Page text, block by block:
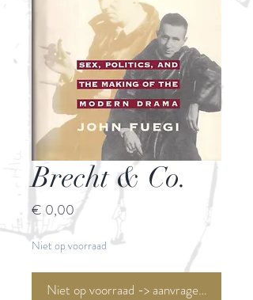
Brecht & Co.
€ 0,00Prijs
Niet op voorraad
Niet op voorraad -> aanvragen <-